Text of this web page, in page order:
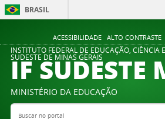
ACESSIBILIDADE ALTO CONTRASTE
BRASIL
INSTITUTO FEDERAL DE EDUCAÇÃO, CIÊNCIA
SUDESTE DE MINAS GERAIS
IF SUDESTE
MINISTÉRIO DA EDUCAÇÃO
Buscar no portal